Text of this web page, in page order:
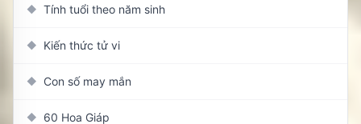
◆ Tính tuổi theo năm sinh
◆ Kiến thức tử vi
◆ Con số may mắn
◆ 60 Hoa Giáp